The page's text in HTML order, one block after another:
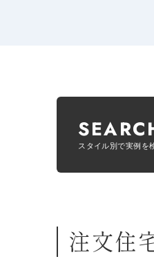
スタイル別で実例を
注文住